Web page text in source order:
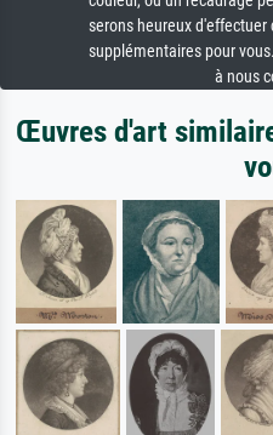
serons heureux
supplémentaires pour
à nous
Œuvres d'art